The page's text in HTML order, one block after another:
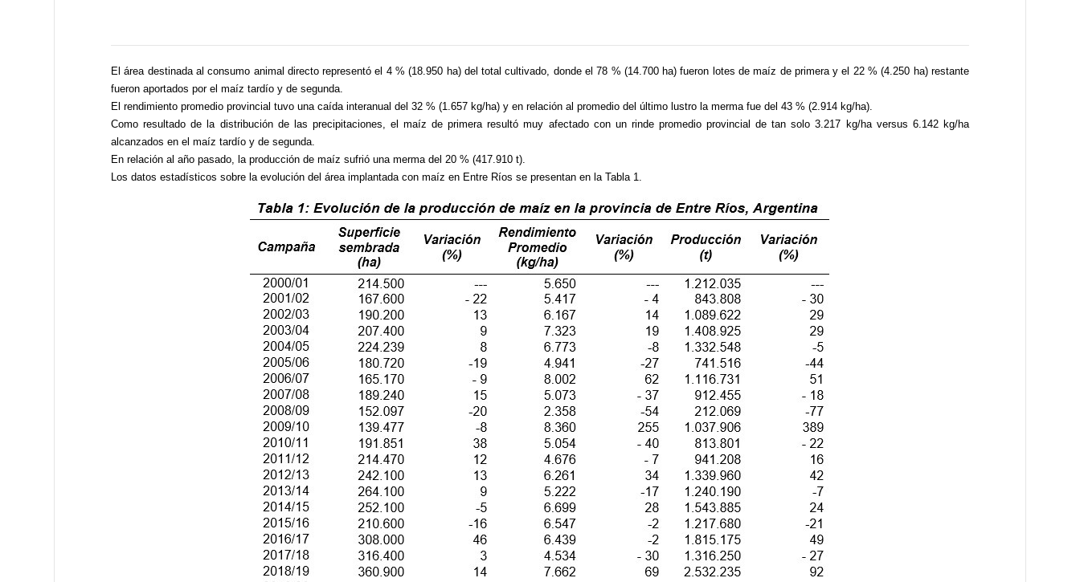
El área destinada al consumo animal directo representó el 4 % (18.950 ha) del total cultivado, donde el 78 % (14.700 ha) fueron lotes de maíz de primera y el 22 % (4.250 ha) restante
fueron aportados por el maíz tardío y de segunda.
El rendimiento promedio provincial tuvo una caída interanual del 32 % (1.657 kg/ha) y en relación al promedio del último lustro la merma fue del 43 % (2.914 kg/ha).
Como resultado de la distribución de las precipitaciones, el maíz de primera resultó muy afectado con un rinde promedio provincial de tan solo 3.217 kg/ha versus 6.142 kg/ha
alcanzados en el maíz tardío y de segunda.
En relación al año pasado, la producción de maíz sufrió una merma del 20 % (417.910 t).
Los datos estadísticos sobre la evolución del área implantada con maíz en Entre Ríos se presentan en la Tabla 1.